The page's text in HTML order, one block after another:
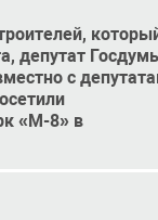
депутат
с
«М-8» в